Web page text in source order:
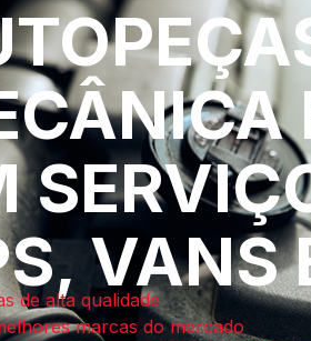
VANS
de alta qualidade
marcas do mercado